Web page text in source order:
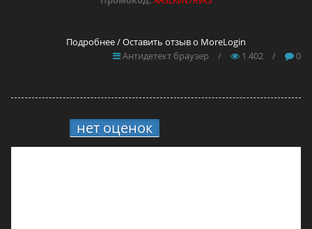
Подробнее / Оставить отзыв о MoreLogin
Антидетект браузер
/ 1 402 / 0
нет оценок